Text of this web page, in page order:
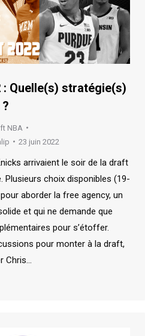
: Quelle(s) stratégie(s)
NBA
23 juin 2022
arrivaient le soir de la draft
Plusieurs choix disponibles (19-
aborder la free agency, un
et qui ne demande que
pour s’étoffer.
pour monter à la draft,